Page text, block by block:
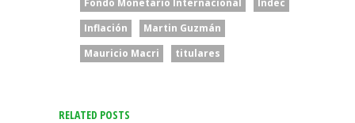
Inflación
Martin Guzmán
Mauricio Macri
titulares
RELATED POSTS